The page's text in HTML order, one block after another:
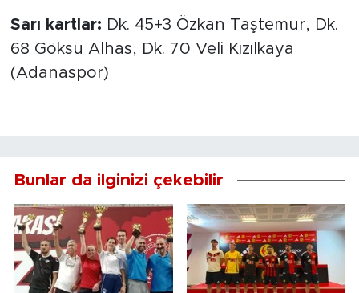
Sarı kartlar: Dk. 45+3 Özkan Taştemur, Dk.
68 Göksu Alhas, Dk. 70 Veli Kızılkaya
(Adanaspor)
Bunlar da ilginizi çekebilir